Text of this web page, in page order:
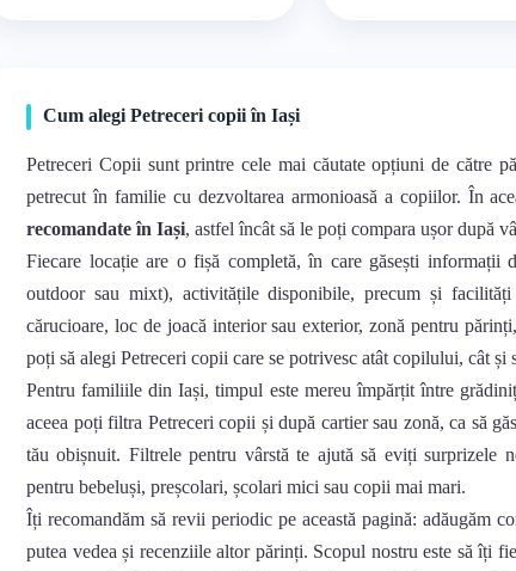
Cum alegi Petreceri copii în Iași
Petreceri Copii sunt printre cele mai căutate opțiuni de către
petrecut în familie cu dezvoltarea armonioasă a copiilor. În
recomandate în Iași, astfel încât să le poți compara ușor după
Fiecare locație are o fișă completă, în care găsești informații
outdoor sau mixt), activitățile disponibile, precum și
cărucioare, loc de joacă interior sau exterior, zonă pentru
poți să alegi Petreceri copii care se potrivesc atât copilului, cât și
Pentru familiile din Iași, timpul este mereu împărțit între
aceea poți filtra Petreceri copii și după cartier sau zonă, ca să
tău obișnuit. Filtrele pentru vârstă te ajută să eviți surprizele
pentru bebeluși, preșcolari, școlari mici sau copii mai mari.
Îți recomandăm să revii periodic pe această pagină: adăugăm
putea vedea și recenziile altor părinți. Scopul nostru este să îți